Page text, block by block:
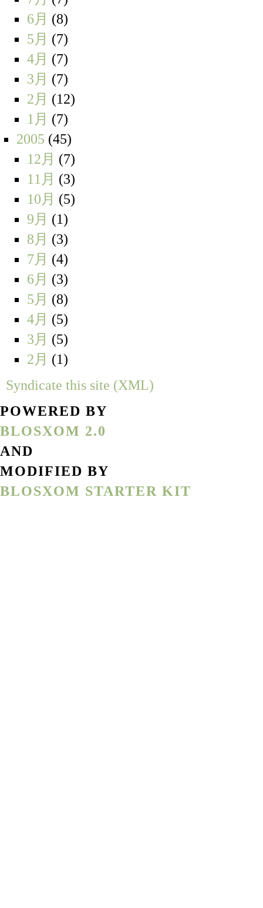
6月 (8)
5月 (7)
4月 (7)
3月 (7)
2月 (12)
1月 (7)
2005 (45)
12月 (7)
11月 (3)
10月 (5)
9月 (1)
8月 (3)
7月 (4)
6月 (3)
5月 (8)
4月 (5)
3月 (5)
2月 (1)
Syndicate this site (XML)
POWERED BY
BLOSXOM 2.0
AND
MODIFIED BY
BLOSXOM STARTER KIT